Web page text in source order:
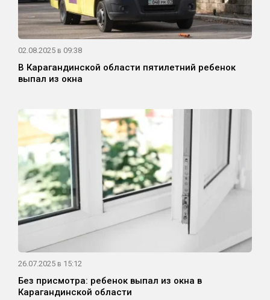
02.08.2025 в 09:38
В Карагандинской области пятилетний ребенок
выпал из окна
26.07.2025 в 15:12
Без присмотра: ребенок выпал из окна в
Карагандинской области